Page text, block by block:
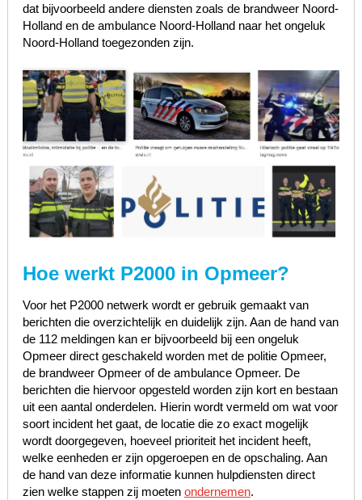
dat bijvoorbeeld andere diensten zoals de brandweer Noord-
Holland en de ambulance Noord-Holland naar het ongeluk
Noord-Holland toegezonden zijn.
Hoe werkt P2000 in Opmeer?
Voor het P2000 netwerk wordt er gebruik gemaakt van
berichten die overzichtelijk en duidelijk zijn. Aan de hand van
de 112 meldingen kan er bijvoorbeeld bij een ongeluk
Opmeer direct geschakeld worden met de politie Opmeer,
de brandweer Opmeer of de ambulance Opmeer. De
berichten die hiervoor opgesteld worden zijn kort en bestaan
uit een aantal onderdelen. Hierin wordt vermeld om wat voor
soort incident het gaat, de locatie die zo exact mogelijk
wordt doorgegeven, hoeveel prioriteit het incident heeft,
welke eenheden er zijn opgeroepen en de opschaling. Aan
de hand van deze informatie kunnen hulpdiensten direct
zien welke stappen zij moeten ondernemen.